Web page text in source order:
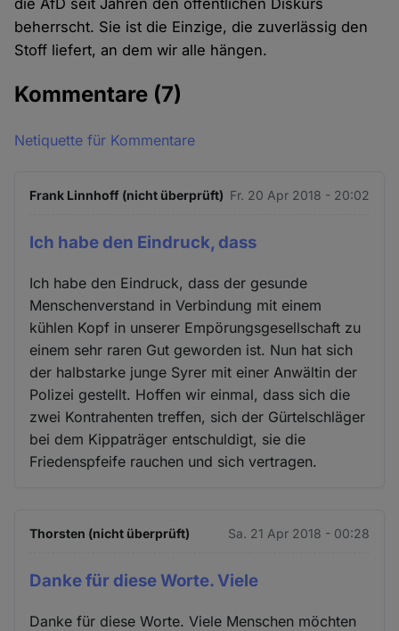
die AfD seit Jahren den öffentlichen Diskurs
beherrscht. Sie ist die Einzige, die zuverlässig den
Stoff liefert, an dem wir alle hängen.
Kommentare (7)
Netiquette für Kommentare
Frank Linnhoff (nicht überprüft) Fr. 20 Apr 2018 - 20:02
Ich habe den Eindruck, dass
Ich habe den Eindruck, dass der gesunde
Menschenverstand in Verbindung mit einem
kühlen Kopf in unserer Empörungsgesellschaft zu
einem sehr raren Gut geworden ist. Nun hat sich
der halbstarke junge Syrer mit einer Anwältin der
Polizei gestellt. Hoffen wir einmal, dass sich die
zwei Kontrahenten treffen, sich der Gürtelschläger
bei dem Kippaträger entschuldigt, sie die
Friedenspfeife rauchen und sich vertragen.
Thorsten (nicht überprüft) Sa. 21 Apr 2018 - 00:28
Danke für diese Worte. Viele
Danke für diese Worte. Viele Menschen möchten